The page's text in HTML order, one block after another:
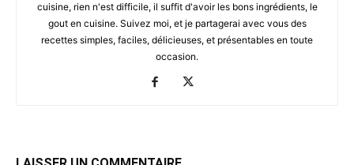
cuisine, rien n'est difficile, il suffit d'avoir les bons ingrédients, le
gout en cuisine. Suivez moi, et je partagerai avec vous des
recettes simples, faciles, délicieuses, et présentables en toute
occasion.